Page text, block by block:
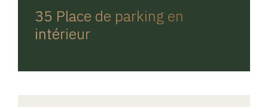
35 Place de parking en
intérieur